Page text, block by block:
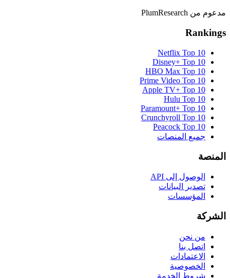
مدعوم من PlumResearch
Rankings
Netflix Top 10
Disney+ Top 10
HBO Max Top 10
Prime Video Top 10
Apple TV+ Top 10
Hulu Top 10
Paramount+ Top 10
Crunchyroll Top 10
Peacock Top 10
جميع المنصات
المنصة
الوصول إلى API
تصدير البيانات
المؤسسات
الشركة
من نحن
اتصل بنا
الاعتمادات
الخصوصية
شروط الخدمة